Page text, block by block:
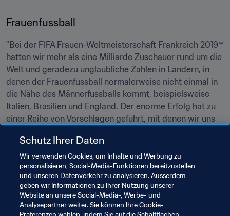
Frauenfussball
"Bei der FIFA Frauen-Weltmeisterschaft Frankreich 2019™
hatten wir mehr als eine Milliarde Zuschauer rund um die
Welt und geradezu unglaubliche Zahlen in Ländern, in
denen der Frauenfussball normalerweise nicht einmal in
die Nähe des Männerfussballs kommt, beispielsweise
Italien, Brasilien und England. Der enorme Erfolg hat zu
einer Reihe von Vorschlägen geführt, mit denen wir uns
französischen Fussballverbandes Noël]
Vorschlag vor, der ein bisschen unterging: nämlich die
FIFA Frauen-Weltmeisterschaft™ künftig alle zwei statt
alle vier Jahre auszutragen. Dies würde Vorteile und
Dynamik erzeugen, die genau zu dem passen, was der
Frauenfussball derzeit braucht. Diesen Vorschlag sollten
Schutz Ihrer Daten
Wir verwenden Cookies, um Inhalte und Werbung zu
personalisieren, Social-Media-Funktionen bereitzustellen
und unseren Datenverkehr zu analysieren. Ausserdem
geben wir Informationen zu Ihrer Nutzung unserer
Website an unsere Social-Media-, Werbe- und
Analysepartner weiter. Sie können Ihre Cookie-